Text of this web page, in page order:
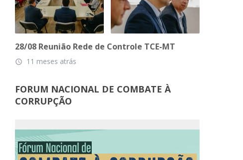
28/08 Reunião Rede de Controle TCE-MT
access_time 11 meses atrás
FORUM NACIONAL DE COMBATE À
CORRUPÇÃO